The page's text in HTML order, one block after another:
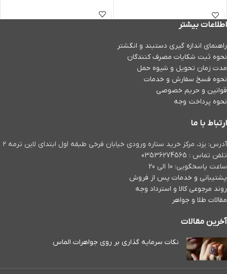
اطلاعات بیشتر
راهنمای اندازه گیری دستبند و انگشتر
نحوه ثبت شكايات مصرف كنندگان
مدت زمان تحويل و شیوه حمل
نحوه فسخ سفارش و خدمات
قوانین و حریم خصوصی
نحوه پرداخت وجه
ارتباط با ما
آدرس: یزد، مرکز خرید ستاره ورودی خیابان فرخی طبقه اول ابتدای لاین ترمه ۲
تلفن تماس : 03536274565
ساعت پاسخگویی: 10 الی 20
پشتیبانی و خدمات پس از فروش
روند مرجوعی کالا و استرداد وجه
مقالات طلا و جواهر
آخرین مقالات
نکات سرمایه گذاری بر روی جواهرات الماس